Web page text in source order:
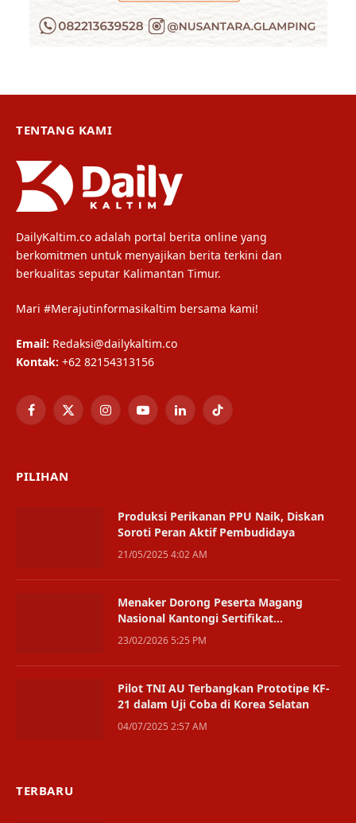
TENTANG KAMI
DailyKaltim.co adalah portal berita online yang
berkomitmen untuk menyajikan berita terkini dan
berkualitas seputar Kalimantan Timur.
Mari #Merajutinformasikaltim bersama kami!
Email: Redaksi@dailykaltim.co
Kontak: +62 82154313156
Facebook
X
InstagramYouTubeLinkedInTikTok
PILIHAN
Produksi Perikanan PPU Naik, Diskan
Soroti Peran Aktif Pembudidaya
21/05/2025 4:02 AM
Menaker Dorong Peserta Magang
Nasional Kantongi Sertifikat
Kompetensi
23/02/2026 5:25 PM
Pilot TNI AU Terbangkan Prototipe KF-
21 dalam Uji Coba di Korea Selatan
04/07/2025 2:57 AM
TERBARU